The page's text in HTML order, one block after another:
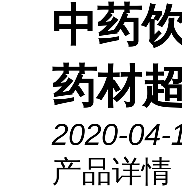
中药
药材
2020-04-
产品详情